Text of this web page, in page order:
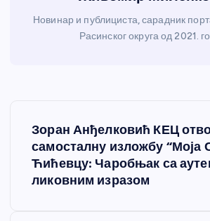
Новинар и публициста, сарадник
Расинског округа од 2021.
Зоран Анђелковић КЕЦ
самосталну изложбу “Моја
Ћићевцу: Чаробњак са
ликовним изразом